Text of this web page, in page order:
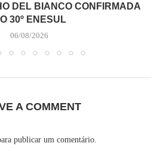
DEL BIANCO CONFIRMADA
30º ENESUL
06/08/2026
A COMMENT
publicar um comentário.